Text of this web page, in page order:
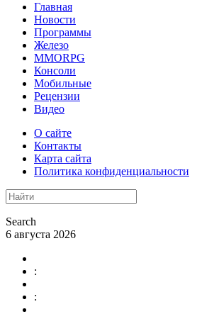
Главная
Новости
Программы
Железо
MMORPG
Консоли
Мобильные
Рецензии
Видео
О сайте
Контакты
Карта сайта
Политика конфиденциальности
Search
6 августа 2026
:
: